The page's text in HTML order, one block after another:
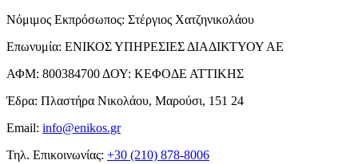
Νόμιμος Εκπρόσωπος: Στέργιος Χατζηνικολάου
Επωνυμία: ΕΝΙΚΟΣ ΥΠΗΡΕΣΙΕΣ ΔΙΑΔΙΚΤΥΟΥ ΑΕ
ΑΦΜ: 800384700 ΔΟΥ: ΚΕΦΟΔΕ ΑΤΤΙΚΗΣ
Έδρα: Πλαστήρα Νικολάου, Μαρούσι, 151 24
Email: info@enikos.gr
Τηλ. Επικοινωνίας: +30 (210) 878-8006